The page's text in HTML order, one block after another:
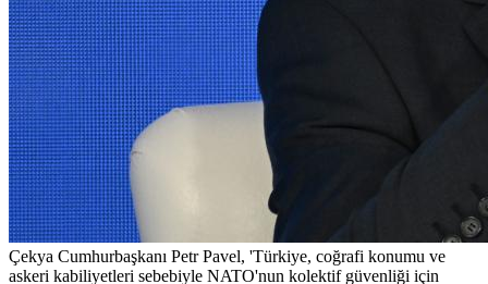
Çekya Cumhurbaşkanı Petr Pavel, 'Türkiye, coğrafi konumu ve
askeri kabiliyetleri sebebiyle NATO'nun kolektif güvenliği için